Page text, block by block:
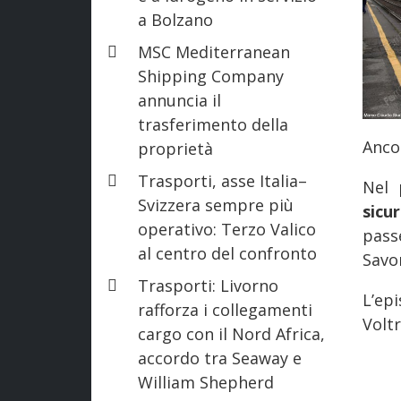
a Bolzano
MSC Mediterranean
Shipping Company
annuncia il
trasferimento della
proprietà
Trasporti, asse Italia–
Svizzera sempre più
operativo: Terzo Valico
al centro del confronto
Trasporti: Livorno
rafforza i collegamenti
cargo con il Nord Africa,
accordo tra Seaway e
William Shepherd
Nel